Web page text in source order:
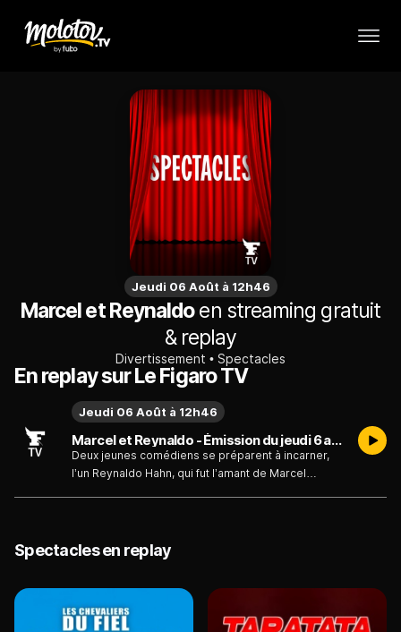
Jeudi 06 Août à 12h46
Marcel et Reynaldoen streaming gratuit
& replay
Divertissement Spectacles
En replay sur Le Figaro TV
Marcel et Reynaldo - Émission du jeudi 6 août
Deux jeunes comédiens se préparent à incarner,
l’un Reynaldo Hahn, qui fut l’amant de Marcel
découvrir et comprendre cette étrange intimité,
qui a tellement inspiré l’auteur de "À la recherche
deux grands artistes, rythmée par les plus beaux
airs composés par Reynaldo Hahn.
Jeudi 06 Août à 12h46
Spectacles en replay